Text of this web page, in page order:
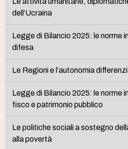
dell’Ucraina
Legge di Bilancio 2025: le norme
difesa
Le Regioni e l’autonomia
Legge di Bilancio 2025: le norme
fisco e patrimonio pubblico
Le politiche sociali a sostegno
alla povertà